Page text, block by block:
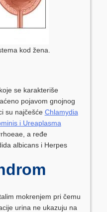
kod žena.
se karakteriše
pojavom gnojnog
su najčešće Chlamydia
i Ureaplasma
a ređe
albicans i Herpes
mokrenjem pri čemu
urina ne ukazuju na